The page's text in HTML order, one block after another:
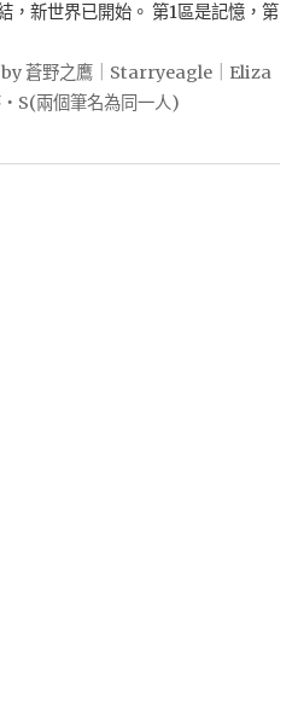
，新世界已開始。 第1區是記憶，第
蒼野之鷹｜Starryeagle｜Eliza
S(兩個筆名為同一人)